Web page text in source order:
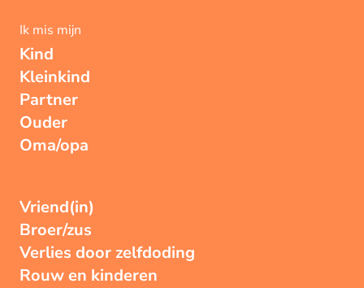
Ik mis mijn
Kind
Kleinkind
Partner
Ouder
Oma/opa
Vriend(in)
Broer/zus
Verlies door zelfdoding
Rouw en kinderen